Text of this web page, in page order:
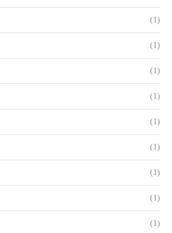
(1)
(1)
(1)
(1)
(1)
(1)
(1)
(1)
(1)